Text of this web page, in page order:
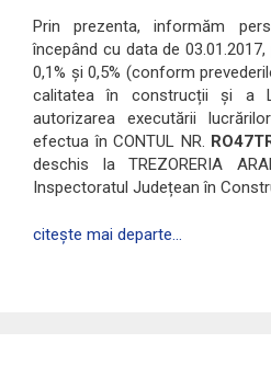
Prin prezenta, informăm
începând cu data de
0,1% și 0,5% (conform
calitatea în construcții și a
autorizarea executării
efectua în CONTUL NR.
deschis la TREZORERIA
Inspectoratul Județean în
citește mai departe…